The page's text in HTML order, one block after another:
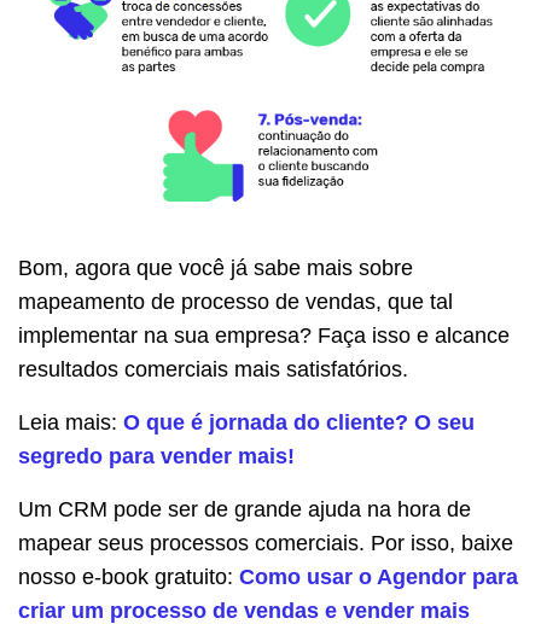
Bom, agora que você já sabe mais sobre
mapeamento de processo de vendas, que tal
implementar na sua empresa? Faça isso e alcance
resultados comerciais mais satisfatórios.
Leia mais: O que é jornada do cliente? O seu
segredo para vender mais!
Um CRM pode ser de grande ajuda na hora de
mapear seus processos comerciais. Por isso, baixe
nosso e-book gratuito: Como usar o Agendor para
criar um processo de vendas e vender mais